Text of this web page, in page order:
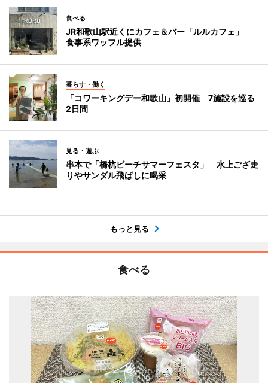
食べる
JR和歌山駅近くにカフェ＆バー「ルルカフェ」
食事系ワッフル提供
暮らす・働く
「コワーキングデー和歌山」初開催 7施設を巡る
2日間
見る・遊ぶ
串本で「橋杭ビーチサマーフェスタ」 水上ござ走
りやサンダル飛ばしに喝采
もっと見る
食べる